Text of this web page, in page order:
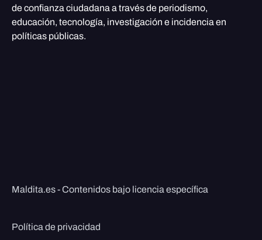
de confianza ciudadana a través de periodismo,
educación, tecnología, investigación e incidencia en
políticas públicas.
Maldita.es - Contenidos bajo licencia específica
Política de privacidad